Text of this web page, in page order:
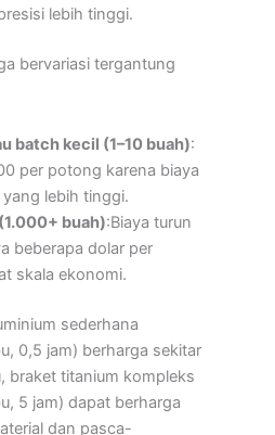
lebih tinggi.
bervariasi tergantung
batch kecil (1–10 buah):
per potong karena biaya
lebih tinggi.
buah):Biaya turun
beberapa dolar per
skala ekonomi.
sederhana
0,5 jam) berharga sekitar
braket titanium kompleks
5 jam) dapat berharga
dan pasca-